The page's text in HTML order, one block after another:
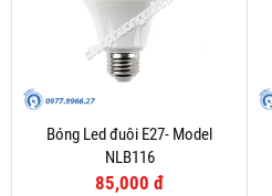
Bóng Led đuôi E27- Model
NLB116
85,000 đ